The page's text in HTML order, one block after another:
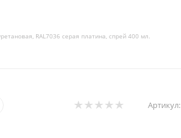
RAL7036 серая платина, спрей 400 мл.
Артикул: